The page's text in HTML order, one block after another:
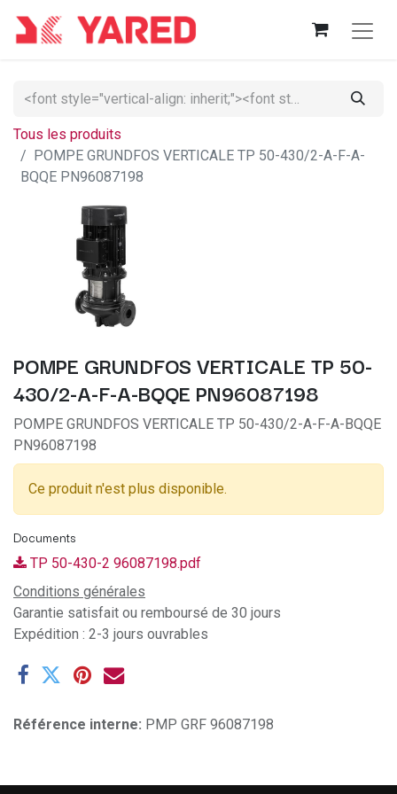
Tous les produits
POMPE GRUNDFOS VERTICALE TP 50-430/2-A-F-A-
BQQE PN96087198
POMPE GRUNDFOS VERTICALE TP 50-
430/2-A-F-A-BQQE PN96087198
POMPE GRUNDFOS VERTICALE TP 50-430/2-A-F-A-BQQE
PN96087198
Ce produit n'est plus disponible.
Documents
TP 50-430-2 96087198.pdf
Conditions générales
Garantie satisfait ou remboursé de 30 jours
Expédition : 2-3 jours ouvrables
Référence interne: PMP GRF 96087198